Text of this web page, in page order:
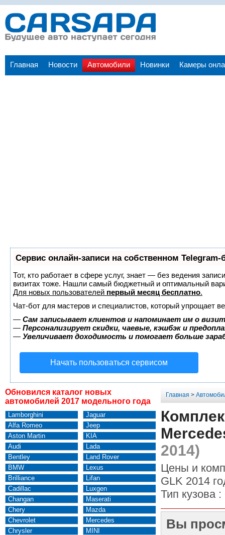
Главная Новости Автомобили Новинки Камеры
Сервис онлайн-записи на собственном Telegram-
Тот, кто работает в сфере услуг, знает — без ведения
визитах тоже. Нашли самый бюджетный и оптимальный
Для новых пользователей первый месяц бесплатно.
Чат-бот для мастеров и специалистов, который упрощает
— Сам записывает клиентов и напоминает им о
— Персонализирует скидки, чаевые, кэшбэк и
— Увеличивает доходимость и помогает больше
Начать пользоваться сервисом
Обновился каталог новых
автомобилей 2017 модельного года
Lamborghini
Alfa Romeo
Aston Martin
Audi
Bentley
BMW
Brilliance
Cadillac
Changan
Chery
Chevrolet
Chrysler
Jaguar
Jeep
KIA
Lada
Land Rover
Lexus
Lifan
Luxgen
Maserati
Mazda
Mercedes
MINI
Главная >
2014)
Цены и
GLK 2014
Тип кузова :
Вы